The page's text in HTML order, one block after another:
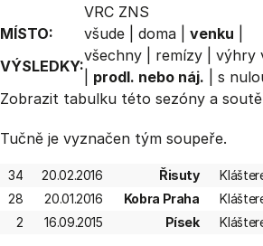
VRC ZNS
MÍSTO:
všude doma venku
VÝSLEDKY:
všechny remízy výhry
prodl. nebo náj. s
Zobrazit tabulku této sezóny a
Tučně je vyznačen tým soupeře.
34 20.02.2016 Řisuty
28
20.01.2016 Kobra Praha
2
16.09.2015 Písek